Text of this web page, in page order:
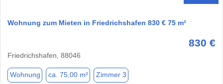
Wohnung zum Mieten in Friedrichshafen 830 € 75 m²
830 €
Friedrichshafen, 88046
Wohnung ca. 75,00 m² Zimmer 3